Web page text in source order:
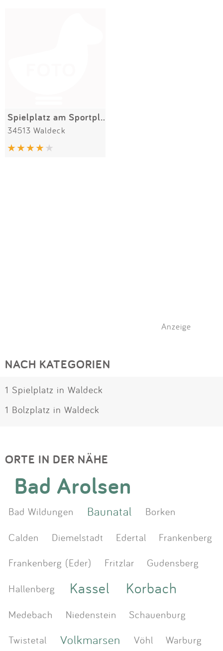
Spielplatz am Sportplatz
34513 Waldeck
Anzeige
NACH KATEGORIEN
1 Spielplatz in Waldeck
1 Bolzplatz in Waldeck
ORTE IN DER NÄHE
Bad Arolsen
Bad Wildungen Baunatal
Borken
Calden
Diemelstadt Edertal
Frankenberg
Frankenberg (Eder)
Fritzlar
Gudensberg
Hallenberg
Kassel Korbach
Medebach Niedenstein
Schauenburg
Twistetal
Volkmarsen Vöhl
Warburg